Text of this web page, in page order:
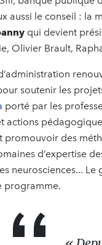
aussi le conseil : la
qui devient
Olivier Brault,
soutenir les
porté par les
actions
promouvoir des
d’expertise
neurosciences...
programme.